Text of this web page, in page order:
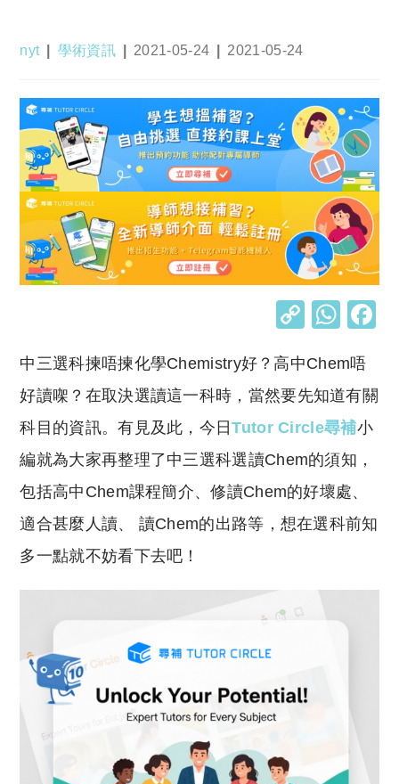
Post
nyt
Post
學術資訊
Post
2021-05-24
Post
2021-05-24
C
p
y
Li
n
k
W
at
s
A
p
中三選科揀唔揀化學Chemistry好？高中Chem唔
好讀㗎？在取決選讀這一科時，當然要先知道有關
科目的資訊。有見及此，今日Tutor Circle尋補小
編就為大家再整理了中三選科選讀Chem的須知，
包括高中Chem課程簡介、修讀Chem的好壞處、
適合甚麼人讀、 讀Chem的出路等，想在選科前知
多一點就不妨看下去吧！